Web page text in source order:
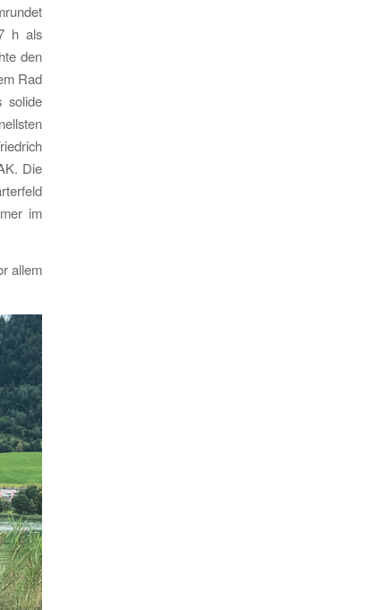
h als
den
Rad
solide
Die
im
allem